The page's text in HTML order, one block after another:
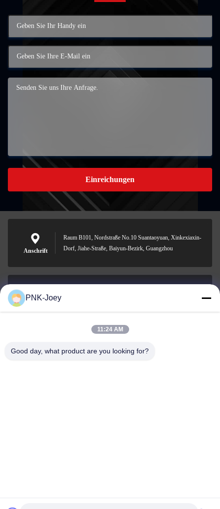
Einreichungen
Anschrift
Raum B101, Nordstraße No.10 Suantaoyuan, Xinkexiaxin-
Dorf, Jiahe-Straße, Baiyun-Bezirk, Guangzhou
E-Mail-Adresse
008613580404923
PNK-Joey
11:24 AM
Good day, what product are you looking for?